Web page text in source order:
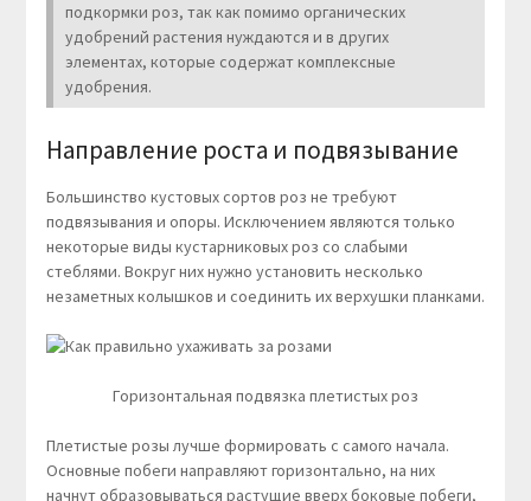
подкормки роз, так как помимо органических
удобрений растения нуждаются и в других
элементах, которые содержат комплексные
удобрения.
Направление роста и подвязывание
Большинство кустовых сортов роз не требуют
подвязывания и опоры. Исключением являются только
некоторые виды кустарниковых роз со слабыми
стеблями. Вокруг них нужно установить несколько
незаметных колышков и соединить их верхушки планками.
Горизонтальная подвязка плетистых роз
Плетистые розы лучше формировать с самого начала.
Основные побеги направляют горизонтально, на них
начнут образовываться растущие вверх боковые побеги,